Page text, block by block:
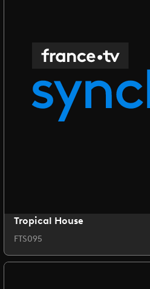
Tropical House
FTS095